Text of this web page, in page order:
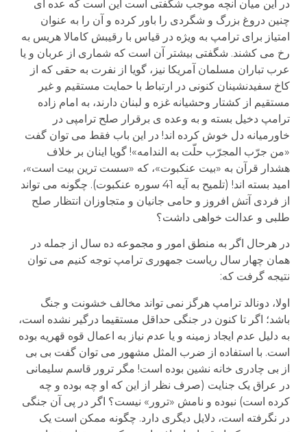
در این میان آنچه موجب شگفتی است این است که عده ای
چنین دروغ بزرگ و شگردی را باور کرده و آن را به عنوان
امتیاز برای ترامپ به ویژه در قیاس با رقیبش کامالا هریس به
رخ می کشند. شگفتی بیشتر آن است که شماری از عربان و یا
عرب تباران مسلمان آمریکا نیز، گویا از نفرت به حقی که از
کاخ سفیدنشینان کنونی در ارتباط با حمایت مستقیم و غیر
مستقیم از کشتار وحشیانه غزه و لبنان دارند، به امام زاده
ترامپ دخیل بسته و به وعده ی برقرار صلح ترامپی در
خاورمیانه دل خوش کرده اند! در این باب فقط می توان گفت
«من جرّب المجرّب حلّت به الندامه»! گویا اینان بر خلاف
هشدار قرآن به «بیت عنکبوت»، که «سست ترین بیت است»،
امید بسته اند! (تلمیح به آیه 41 سوره عنکبوت). چگونه می تواند
از فردی آتش افروز و حامی جانیان و متجاوزان انتظار صلح
طلبی و عدالت خواهی داشت؟
در هرحال اگر به منطق امور و مجموعه ده سال از جمله در
همان چهار سال ریاست جمهوری ترامپ توجه کنیم می توان
نتیجه گرفت که:
اولا، دونالد ترامپ هرگز نمی تواند مخالف خشونت و جنگ
باشد؛ اگر تا کنون در جنگی حداقل مستقیما درگیر نشده است،
به دلیل عدم ایجاد زمینه و یا عدم نیاز به اعمال قوه قهریه بوده
است. با استفاده از ضرب المثل مشهور می توان گفت بی بی
از بی چادری خانه نشین بوده است! مگر ترور قاسم سلیمانی
در عراق یک جنایت (صرف نظر از این که او چه بوده و چه
کرده است) نبوده و نامش «ترور» نیست؟ اگر در پی آن جنگی
در نگرفته است، دلایل دیگری دارد. چگونه ممکن است یک